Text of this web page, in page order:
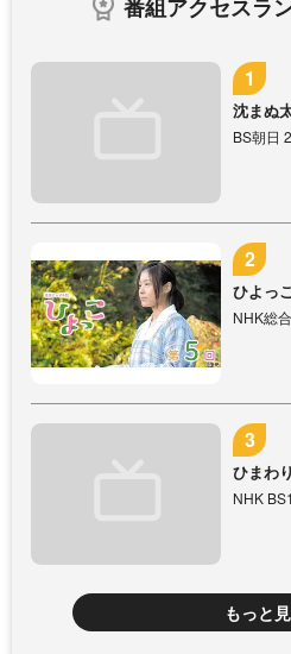
番組アクセスラ
沈まぬ
BS朝日
ひよっこ
NHK総
ひまわり
NHK
もっと